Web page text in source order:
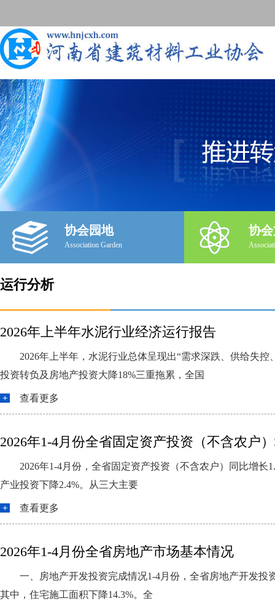
协会园地
Association Garden
协
运行分析
2026年上半年水泥行业经济运行报告
2026年上半年，水泥行业总体呈现出“需求深跌、供给失
投资转负及房地产投资大降18%三重拖累，全国
查看更多
2026年1-4月份全省固定资产投资（不含农户
2026年1-4月份，全省固定资产投资（不含农户）同比增
产业投资下降2.4%。从三大主要
查看更多
2026年1-4月份全省房地产市场基本情况
一、房地产开发投资完成情况1-4月份，全省房地产开发投
其中，住宅施工面积下降14.3%。全